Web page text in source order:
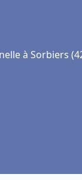
à Sorbiers